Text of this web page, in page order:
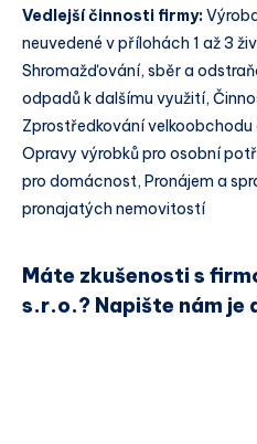
Vedlejší činnosti firmy:
neuvedené v přílohách 1 až 3
Shromažďování, sběr a
odpadů k dalšímu využití,
Zprostředkování
Opravy výrobků pro osobní
pro domácnost, Pronájem a
pronajatých nemovitostí
Máte zkušenosti s
s.r.o.? Napište nám je